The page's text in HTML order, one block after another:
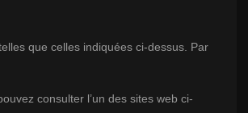
que celles indiquées ci-dessus. Par
consulter l’un des sites web ci-